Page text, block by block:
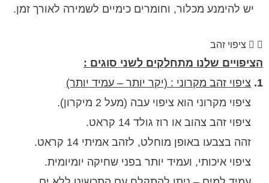
מכלור, וחומרים כימיים לשמירה לאורך זמן.
זהב
שלנו מתחלקים לשני סוגים :
זהב מקרוני : (יקר יותר – עמיד יותר)
מקרוני הוא ציפוי עבה (מעל 2 מיקרון).
צהוב או רוז גולד 14 קראט.
באופן מוחלט, לזהב אמיתי 14 קראט.
איכותי, ועמיד יותר בפני שחיקה יומיומית.